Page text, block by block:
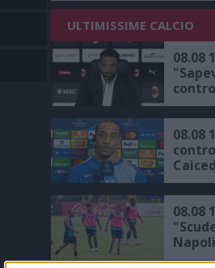
ULTIMISSIME CALCIO
08.08
08.08
08.08